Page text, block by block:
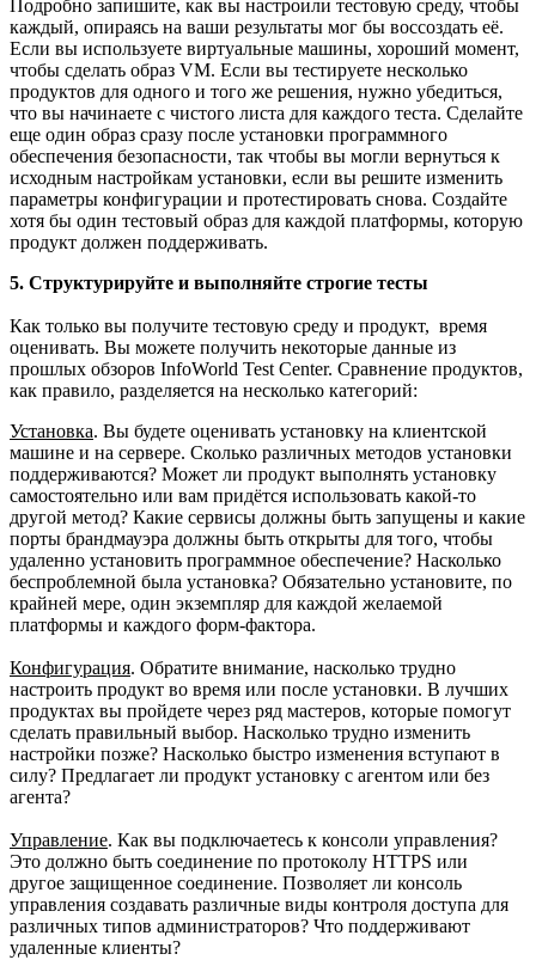
Подробно запишите, как вы настроили тестовую среду, чтобы
каждый, опираясь на ваши результаты мог бы воссоздать её.
Если вы используете виртуальные машины, хороший момент,
чтобы сделать образ VM. Если вы тестируете несколько
продуктов для одного и того же решения, нужно убедиться,
что вы начинаете с чистого листа для каждого теста. Сделайте
еще один образ сразу после установки программного
обеспечения безопасности, так чтобы вы могли вернуться к
исходным настройкам установки, если вы решите изменить
параметры конфигурации и протестировать снова. Создайте
хотя бы один тестовый образ для каждой платформы, которую
продукт должен поддерживать.
5. Структурируйте и выполняйте строгие тесты
Как только вы получите тестовую среду и продукт, время
оценивать. Вы можете получить некоторые данные из
прошлых обзоров InfoWorld Test Center. Сравнение продуктов,
как правило, разделяется на несколько категорий:
Установка. Вы будете оценивать установку на клиентской
машине и на сервере. Сколько различных методов установки
поддерживаются? Может ли продукт выполнять установку
самостоятельно или вам придётся использовать какой-то
другой метод? Какие сервисы должны быть запущены и какие
порты брандмауэра должны быть открыты для того, чтобы
удаленно установить программное обеспечение? Насколько
беспроблемной была установка? Обязательно установите, по
крайней мере, один экземпляр для каждой желаемой
платформы и каждого форм-фактора.
Конфигурация. Обратите внимание, насколько трудно
настроить продукт во время или после установки. В лучших
продуктах вы пройдете через ряд мастеров, которые помогут
сделать правильный выбор. Насколько трудно изменить
настройки позже? Насколько быстро изменения вступают в
силу? Предлагает ли продукт установку с агентом или без
агента?
Управление. Как вы подключаетесь к консоли управления?
Это должно быть соединение по протоколу HTTPS или
другое защищенное соединение. Позволяет ли консоль
управления создавать различные виды контроля доступа для
различных типов администраторов? Что поддерживают
удаленные клиенты?